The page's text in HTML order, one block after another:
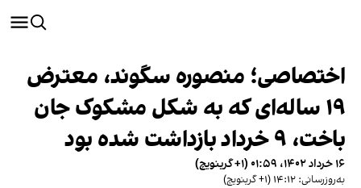
اختصاصی؛ منصوره سگوند، معترض
۱۹ ساله‌ای که به شکل مشکوک جان
باخت، ۹ خرداد بازداشت شده بود
۱۶ خرداد ۱۴۰۲، ۰۱:۵۹ (‎+۱ گرینویچ)
به‌روزرسانی: ۱۴:۱۲ (‎+۱ گرینویچ)